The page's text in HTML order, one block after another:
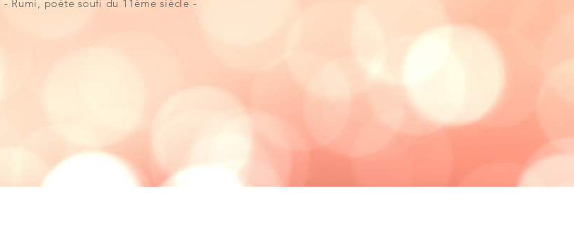
- Rumi, poète soufi du 11ème siècle -